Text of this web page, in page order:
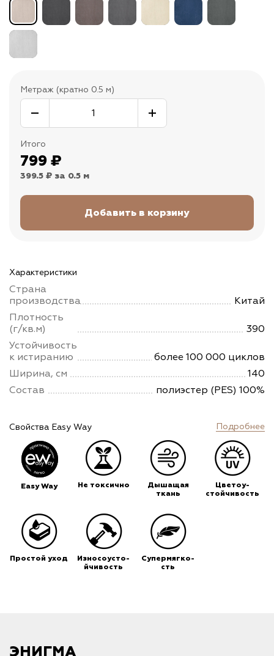
Метраж (кратно 0.5 м)
Итого
799 ₽
399.5 ₽ за 0.5 м
Характеристики
Страна
производства
Китай
Плотность
(г/кв.м)
390
Устойчивость
к истиранию
более 100 000 циклов
Ширина, см
140
Состав
полиэстер (PES) 100%
Свойства Easy Way Подробнее
Easy Way Не токсично
Дышащая
ткань
Цветоу-
стойчивость
Простой уход
Износоусто-
йчивость
Супермягко-
сть
ЭНИГМА